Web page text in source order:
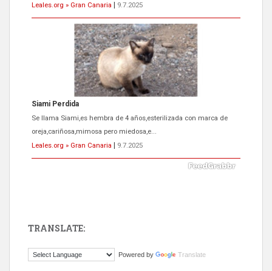
Leales.org » Gran Canaria
9.7.2025
ADOPCIÓN URGENTE GATA TEROR GRAN CANARIA
El ayuntamiento se va a llevar a Los Gatos callejeros de la zona los
próximos días, ella incluida...
Leales.org » Gran Canaria
9.7.2025
Este gato macho ha aparecido en la calle hace menos de un mes,
TRANSLATE:
Powered by Translate